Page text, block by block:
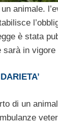
animale.
è stata
in
di un